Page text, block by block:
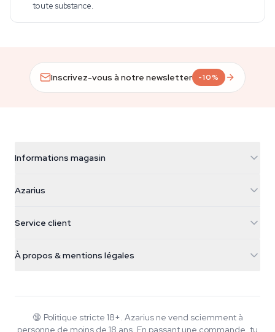
toute substance.
Inscrivez-vous à notre newsletter -10%
Informations magasin
Galvaniweg 11
Nederland
+31(0)204897914
Azarius
Smokeshop
Service client
Politique de retour
À propos & mentions légales
Wiki
🔞 Politique stricte 18+. Azarius ne vend sciemment à
personne de moins de 18 ans. En passant une commande, tu